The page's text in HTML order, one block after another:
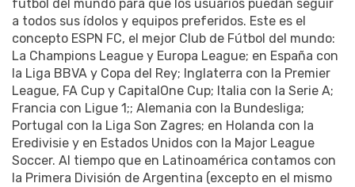
futbol del mundo para que los usuarios puedan seguir
a todos sus ídolos y equipos preferidos. Este es el
concepto ESPN FC, el mejor Club de Fútbol del mundo:
La Champions League y Europa League; en España con
la Liga BBVA y Copa del Rey; Inglaterra con la Premier
League, FA Cup y CapitalOne Cup; Italia con la Serie A;
Francia con Ligue 1;; Alemania con la Bundesliga;
Portugal con la Liga Son Zagres; en Holanda con la
Eredivisie y en Estados Unidos con la Major League
Soccer. Al tiempo que en Latinoamérica contamos con
la Primera División de Argentina (excepto en el mismo